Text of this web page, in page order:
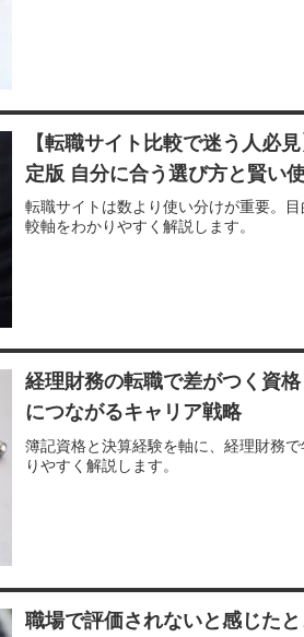
【転職サイト比較で迷う人必
定版 自分に合う選び方と賢い
転職サイトは数より使い分けが重要。
較軸をわかりやすく解説します。
経理財務の転職で差がつく資
につながるキャリア戦略
簿記資格と決算経験を軸に、経理財務
りやすく解説します。
職場で評価されないと感じた